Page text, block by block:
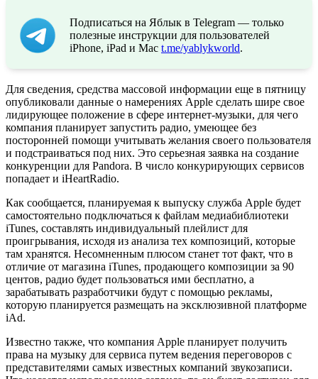
Подписаться на Яблык в Telegram — только
полезные инструкции для пользователей
iPhone, iPad и Mac t.me/yablykworld.
Для сведения, средства массовой информации еще в пятницу
опубликовали данные о намерениях Apple сделать шире свое
лидирующее положение в сфере интернет-музыки, для чего
компания планирует запустить радио, умеющее без
посторонней помощи учитывать желания своего пользователя
и подстраиваться под них. Это серьезная заявка на создание
конкуренции для Pandora. В число конкурирующих сервисов
попадает и iHeartRadio.
Как сообщается, планируемая к выпуску служба Apple будет
самостоятельно подключаться к файлам медиабиблиотеки
iTunes, составлять индивидуальный плейлист для
проигрывания, исходя из анализа тех композиций, которые
там хранятся. Несомненным плюсом станет тот факт, что в
отличие от магазина iTunes, продающего композиции за 90
центов, радио будет пользоваться ими бесплатно, а
зарабатывать разработчики будут с помощью рекламы,
которую планируется размещать на эксклюзивной платформе
iAd.
Известно также, что компания Apple планирует получить
права на музыку для сервиса путем ведения переговоров с
представителями самых известных компаний звукозаписи.